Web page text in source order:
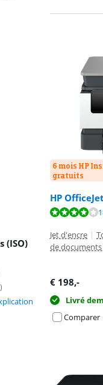
(ISO)
)
6 mois HP
gratuits
HP
La note est de
Jet d'encre |
de documents
€ 198,-
Livré
Comparer
La note est de
La note est de